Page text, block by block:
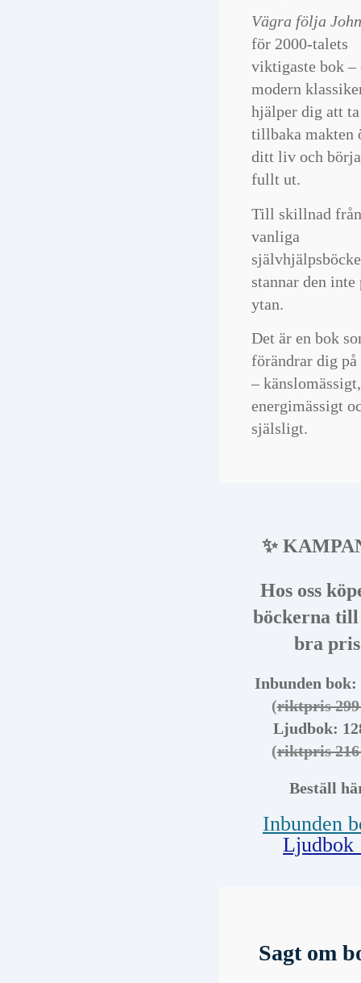
Vägra följa John
för 2000-talets
viktigaste bok –
modern
hjälper dig att ta
tillbaka makten
ditt liv och
fullt ut.
Till skillnad från
vanliga
stannar den inte
ytan.
Det är en bok
förändrar dig på
– känslomässigt,
energimässigt
själsligt.
✨
Hos oss
böckerna
bra
Inbunden bok:
(riktpris
Ljudbok:
(riktpris
Beställ
Inbunden
Sagt om